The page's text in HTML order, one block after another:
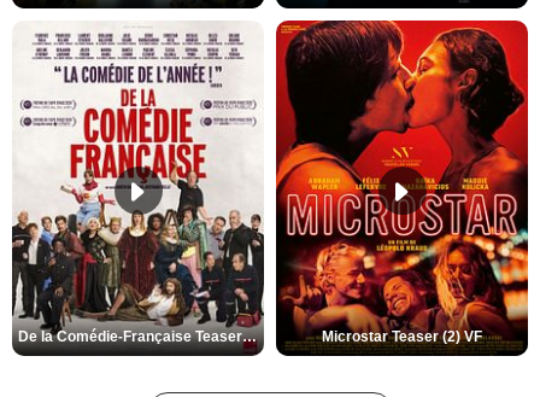
De la Comédie-Française Teaser (3) VF Microstar Teaser (2) VF